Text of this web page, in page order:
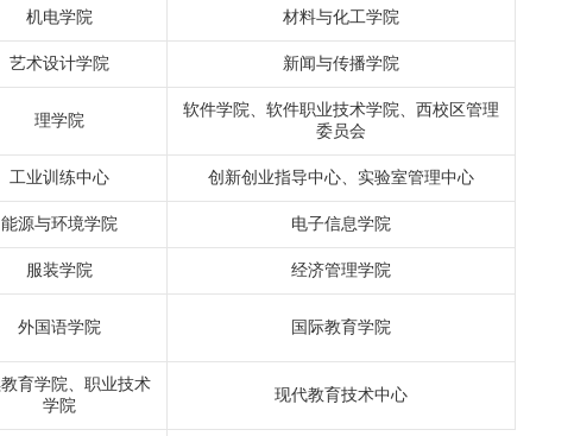
机电学院 材料与化工学院
艺术设计学院 新闻与传播学院
理学院
软件学院、软件职业技术学院、西校区管理
委员会
工业训练中心 创新创业指导中心、实验室管理中心
能源与环境学院 电子信息学院
服装学院 经济管理学院
外国语学院 国际教育学院
育学院、职业技术
学院
现代教育技术中心